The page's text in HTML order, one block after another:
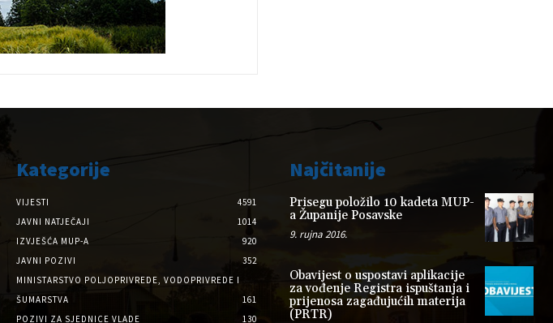
Kategorije
VIJESTI
4591
JAVNI NATJEČAJI
1014
IZVJEŠĆA MUP-A
920
JAVNI POZIVI
352
MINISTARSTVO POLJOPRIVREDE, VODOPRIVREDE I
ŠUMARSTVA
161
POZIVI ZA SJEDNICE VLADE
130
Najčitanije
Prisegu položilo 10 kadeta MUP-
a Županije Posavske
9. rujna 2016.
Obavijest o uspostavi aplikacije
za vođenje Registra ispuštanja i
prijenosa zagađujućih materija
(PRTR)